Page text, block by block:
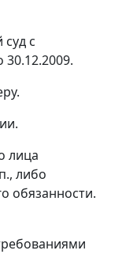
с
30.12.2009.
лица
либо
обязанности.